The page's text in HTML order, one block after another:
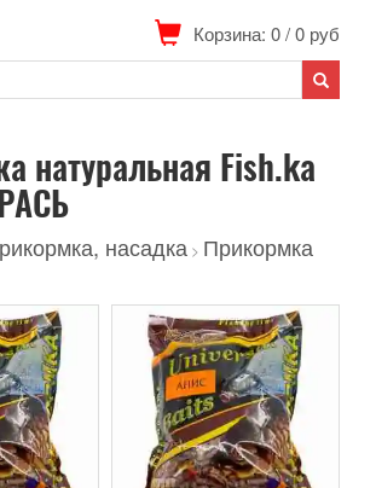
Корзина: 0/0 руб
натуральная Fish.ka
насадка > Прикормка